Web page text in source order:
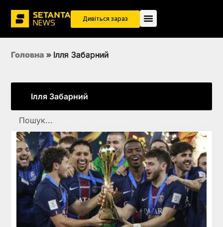
Дивіться зараз
Головна » Ілля Забарний
Ілля Забарний